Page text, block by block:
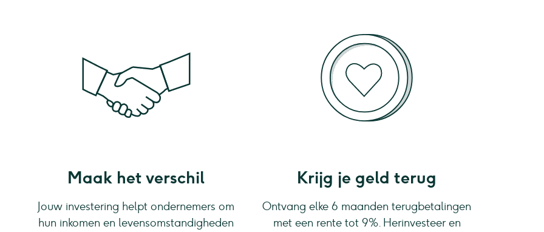
Maak het verschil
Jouw investering helpt ondernemers om
hun inkomen en levensomstandigheden
Krijg je geld terug
Ontvang elke 6 maanden terugbetalingen
met een rente tot 9%. Herinvesteer en